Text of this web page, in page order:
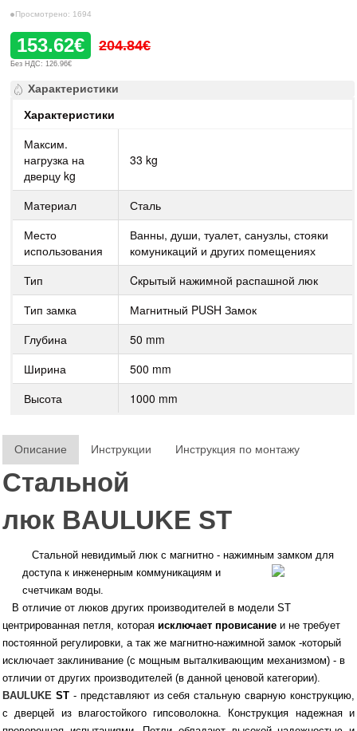
Просмотрено: 1694
153.62€ 204.84€
Без НДС: 126.96€
Характеристики
Характеристики
Максим.
нагрузка на
дверцу kg
33 kg
Материал
Сталь
Место
использования
Ванны, души, туалет, санузлы, стояки
комуникаций и других помещениях
Тип
Cкрытый нажимной распашной люк
Тип замка
Магнитный PUSH Замок
Глубина
50 mm
Ширина
500 mm
Высота
1000 mm
Описание Инструкции Инструкция по монтажу
Стальной
люк BAULUKE ST
Стальной невидимый люк с магнитно - нажимным замком для
доступа к инженерным коммуникациям и
счетчикам воды.
В отличие от люков других производителей в модели ST
центрированная петля, которая исключает провисание и не требует
постоянной регулировки, а так же магнитно-нажимной замок -который
исключает заклинивание (с мощным выталкивающим механизмом) - в
отличии от других производителей (в данной ценовой категории).
BAULUKE ST- представляют из себя стальную сварную конструкцию,
с дверцей из влагостойкого гипсоволокна. Конструкция надежная и